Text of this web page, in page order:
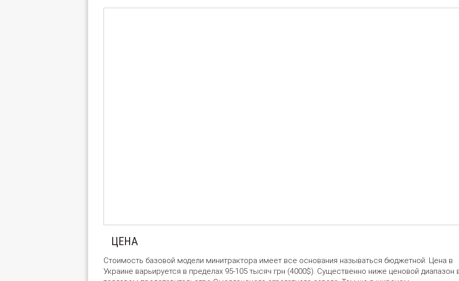
ЦЕНА
Стоимость базовой модели минитрактора имеет все основания называться бюджетной. Цена в
Украине варьируется в пределах 95-105 тысяч грн (4000$). Существенно ниже ценовой диапазон